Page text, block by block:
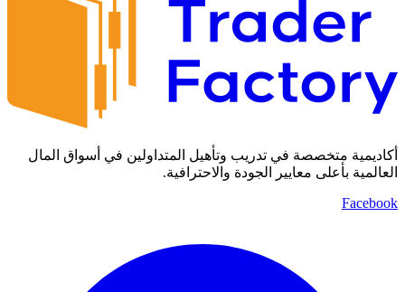
أكاديمية متخصصة في تدريب وتأهيل المتداولين في أسواق المال
العالمية بأعلى معايير الجودة والاحترافية.
Facebook